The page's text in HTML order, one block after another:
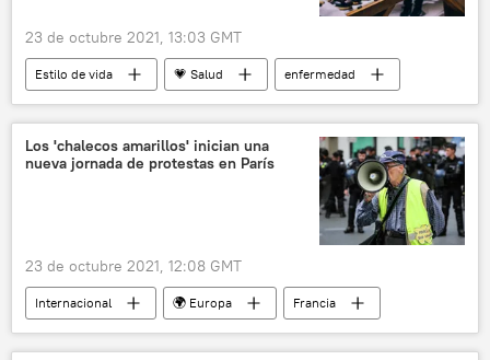
23 de octubre 2021, 13:03 GMT
Estilo de vida 💗 Salud
enfermedad
cerebro
demencia
dietas
🥚 Alimentación
Los 'chalecos amarillos' inician una
nueva jornada de protestas en París
23 de octubre 2021, 12:08 GMT
Internacional 🌍 Europa
Francia
protestas
chalecos amarillos